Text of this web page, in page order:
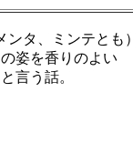
タ、ミンテとも）
姿を香りのよい
言う話。